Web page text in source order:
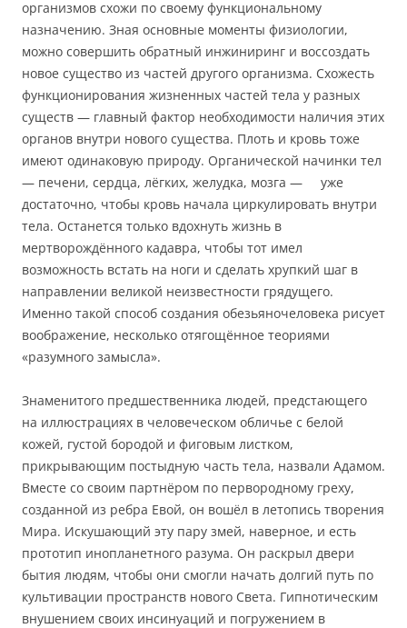
организмов схожи по своему функциональному
назначению. Зная основные моменты физиологии,
можно совершить обратный инжиниринг и воссоздать
новое существо из частей другого организма. Схожесть
функционирования жизненных частей тела у разных
существ — главный фактор необходимости наличия этих
органов внутри нового существа. Плоть и кровь тоже
имеют одинаковую природу. Органической начинки тел
— печени, сердца, лёгких, желудка, мозга — уже
достаточно, чтобы кровь начала циркулировать внутри
тела. Останется только вдохнуть жизнь в
мертворождённого кадавра, чтобы тот имел
возможность встать на ноги и сделать хрупкий шаг в
направлении великой неизвестности грядущего.
Именно такой способ создания обезьяночеловека рисует
воображение, несколько отягощённое теориями
«разумного замысла».
Знаменитого предшественника людей, предстающего
на иллюстрациях в человеческом обличье с белой
кожей, густой бородой и фиговым листком,
прикрывающим постыдную часть тела, назвали Адамом.
Вместе со своим партнёром по первородному греху,
созданной из ребра Евой, он вошёл в летопись творения
Мира. Искушающий эту пару змей, наверное, и есть
прототип инопланетного разума. Он раскрыл двери
бытия людям, чтобы они смогли начать долгий путь по
культивации пространств нового Света. Гипнотическим
внушением своих инсинуаций и погружением в